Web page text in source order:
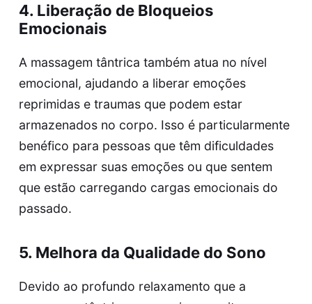
4. Liberação de Bloqueios
Emocionais
A massagem tântrica também atua no nível
emocional, ajudando a liberar emoções
reprimidas e traumas que podem estar
armazenados no corpo. Isso é particularmente
benéfico para pessoas que têm dificuldades
em expressar suas emoções ou que sentem
que estão carregando cargas emocionais do
passado.
5. Melhora da Qualidade do Sono
Devido ao profundo relaxamento que a